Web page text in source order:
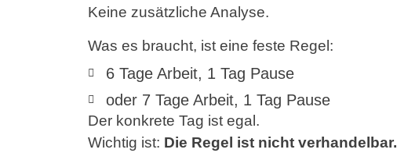
Keine zusätzliche Analyse.
Was es braucht, ist eine feste Regel:
6 Tage Arbeit, 1 Tag Pause
oder 7 Tage Arbeit, 1 Tag Pause
Der konkrete Tag ist egal.
Wichtig ist: Die Regel ist nicht verhandelbar.